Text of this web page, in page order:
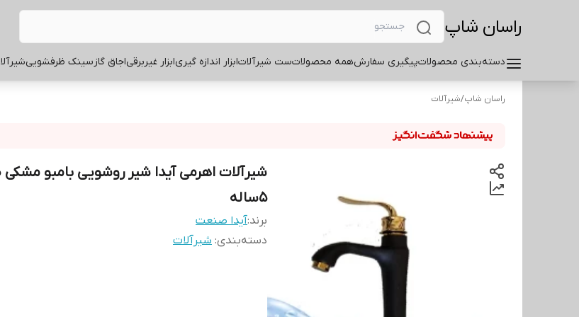
راسان شاپ
دسته‌بندی محصولاتپیگیری سفارشهمه محصولاتست شیرآلاتابزار اندازه گیریابزار غیربرقیاجاق گازسینک ظرفشویی
راسان شاپ/شیرآلات
شیرآلات اهرمی آیدا شیر روشویی بامبو مشکی
5ساله
برند:آیدا صنعت
دسته‌بندی: شیرآلات